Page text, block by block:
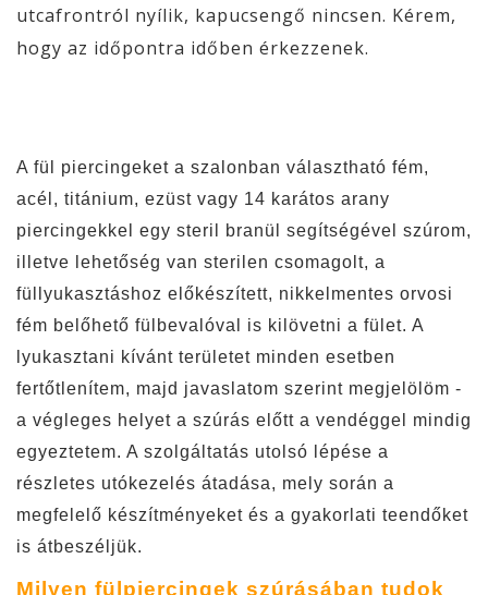
utcafrontról nyílik, kapucsengő nincsen. Kérem,
hogy az időpontra időben érkezzenek.
A fül piercingeket a szalonban választható fém,
acél, titánium, ezüst vagy 14 karátos arany
piercingekkel egy steril branül segítségével szúrom,
illetve lehetőség van sterilen csomagolt, a
füllyukasztáshoz előkészített, nikkelmentes orvosi
fém belőhető fülbevalóval is kilövetni a fület. A
lyukasztani kívánt területet minden esetben
fertőtlenítem, majd javaslatom szerint megjelölöm -
a végleges helyet a szúrás előtt a vendéggel mindig
egyeztetem. A szolgáltatás utolsó lépése a
részletes utókezelés átadása, mely során a
megfelelő készítményeket és a gyakorlati teendőket
is átbeszéljük.
Milyen fülpiercingek szúrásában tudok